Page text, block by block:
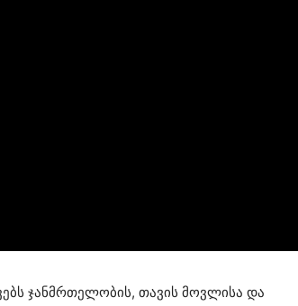
ჯანმრთელობის, თავის მოვლისა და